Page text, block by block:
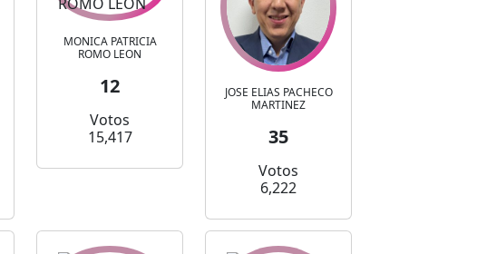
MONICA PATRICIA
ROMO LEON
12
Votos
15,417
JOSE ELIAS PACHECO
MARTINEZ
35
Votos
6,222